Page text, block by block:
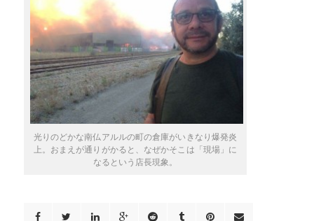
光りのどかな南仏アルルの町の倉庫がいきなり爆発炎
上。おまえが通りがかると、なぜかそこは「現場」に
なるという店長現象。